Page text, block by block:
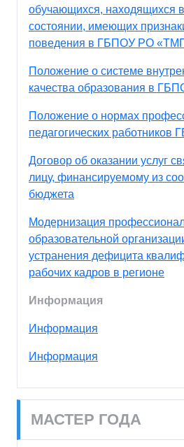
обучающихся, находящихся
состоянии, имеющих
поведения в ГБПОУ РО
Положение о системе
качества образования в
Положение о нормах
педагогических
Договор об оказании услуг
лицу, финансируемому из
бюджета
Модернизация
образовательной
устранения дефицита
рабочих кадров в регионе
Информация
Информация
Информация
МАСТЕР ГОДА